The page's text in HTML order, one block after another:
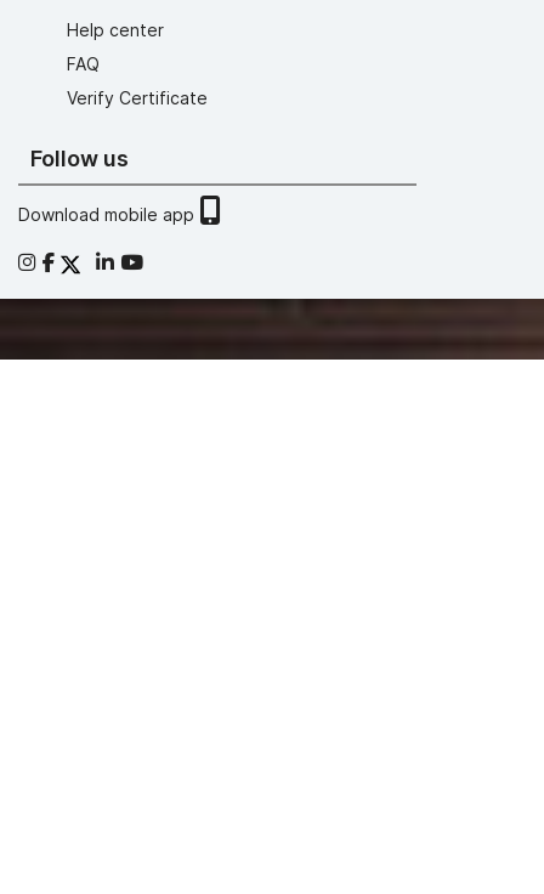
Help center
FAQ
Verify Certificate
Follow us
Download mobile app